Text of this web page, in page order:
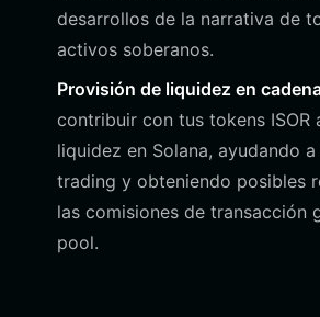
desarrollos de la narrativa de
activos soberanos.
Provisión de liquidez en
contribuir con tus tokens ISOR
liquidez en Solana, ayudando
trading y obteniendo posibles
las comisiones de transacción
pool.